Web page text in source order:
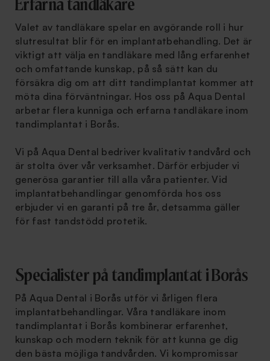
Erfarna tandläkare
Valet av tandläkare spelar en avgörande roll i hur
slutresultat blir för en implantatbehandling. Det är
viktigt att välja en tandläkare med lång erfarenhet
och omfattande kunskap, på så sätt kan du
försäkra dig om att ditt tandimplantat kommer att
möta dina förväntningar. Hos oss på Aqua Dental
arbetar flera kunniga och erfarna tandläkare inom
tandimplantat i Borås.
Vi på Aqua Dental bedriver kvalitativ tandvård och
är stolta över vår verksamhet. Därför erbjuder vi
generösa garantier till alla våra patienter. Vid
implantatbehandlingar genomförda hos oss
erbjuder vi en garanti på tre år, detsamma gäller
för fast tandstödd protetik.
Specialister på tandimplantat i Borås
På Aqua Dental i Borås utför vi årligen flera
implantatbehandlingar. Våra tandläkare inom
tandimplantat i Borås kombinerar erfarenhet,
kunskap och modern teknik för att kunna ge dig
den bästa möjliga tandvården. Vi kompromissar